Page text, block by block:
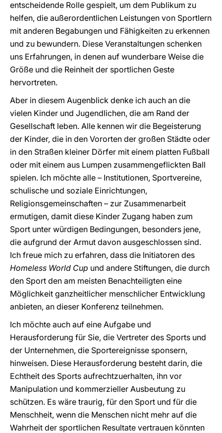
entscheidende Rolle gespielt, um dem Publikum zu
helfen, die außerordentlichen Leistungen von Sportlern
mit anderen Begabungen und Fähigkeiten zu erkennen
und zu bewundern. Diese Veranstaltungen schenken
uns Erfahrungen, in denen auf wunderbare Weise die
Größe und die Reinheit der sportlichen Geste
hervortreten.
Aber in diesem Augenblick denke ich auch an die
vielen Kinder und Jugendlichen, die am Rand der
Gesellschaft leben. Alle kennen wir die Begeisterung
der Kinder, die in den Vororten der großen Städte oder
in den Straßen kleiner Dörfer mit einem platten Fußball
oder mit einem aus Lumpen zusammengeflickten Ball
spielen. Ich möchte alle – Institutionen, Sportvereine,
schulische und soziale Einrichtungen,
Religionsgemeinschaften – zur Zusammenarbeit
ermutigen, damit diese Kinder Zugang haben zum
Sport unter würdigen Bedingungen, besonders jene,
die aufgrund der Armut davon ausgeschlossen sind.
Ich freue mich zu erfahren, dass die Initiatoren des
Homeless World Cup und andere Stiftungen, die durch
den Sport den am meisten Benachteiligten eine
Möglichkeit ganzheitlicher menschlicher Entwicklung
anbieten, an dieser Konferenz teilnehmen.
Ich möchte auch auf eine Aufgabe und
Herausforderung für Sie, die Vertreter des Sports und
der Unternehmen, die Sportereignisse sponsern,
hinweisen. Diese Herausforderung besteht darin, die
Echtheit des Sports aufrechtzuerhalten, ihn vor
Manipulation und kommerzieller Ausbeutung zu
schützen. Es wäre traurig, für den Sport und für die
Menschheit, wenn die Menschen nicht mehr auf die
Wahrheit der sportlichen Resultate vertrauen könnten